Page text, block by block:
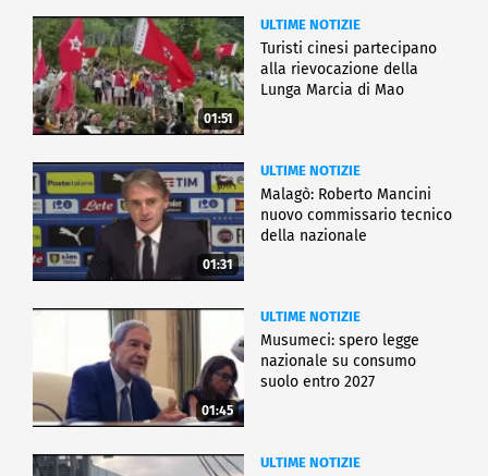
01:51
ULTIME NOTIZIE
Turisti cinesi partecipano
alla rievocazione della
Lunga Marcia di Mao
01:31
ULTIME NOTIZIE
Malagò: Roberto Mancini
nuovo commissario tecnico
della nazionale
01:45
ULTIME NOTIZIE
Musumeci: spero legge
nazionale su consumo
suolo entro 2027
ULTIME NOTIZIE